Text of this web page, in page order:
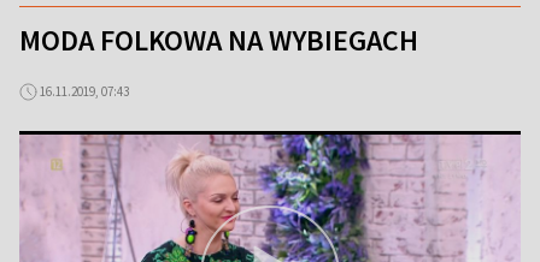
MODA FOLKOWA NA WYBIEGACH
16.11.2019, 07:43